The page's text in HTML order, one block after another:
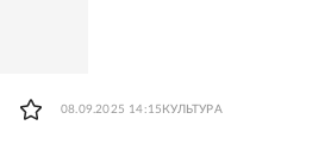
08.09.2025 14:15 КУЛЬТУРА